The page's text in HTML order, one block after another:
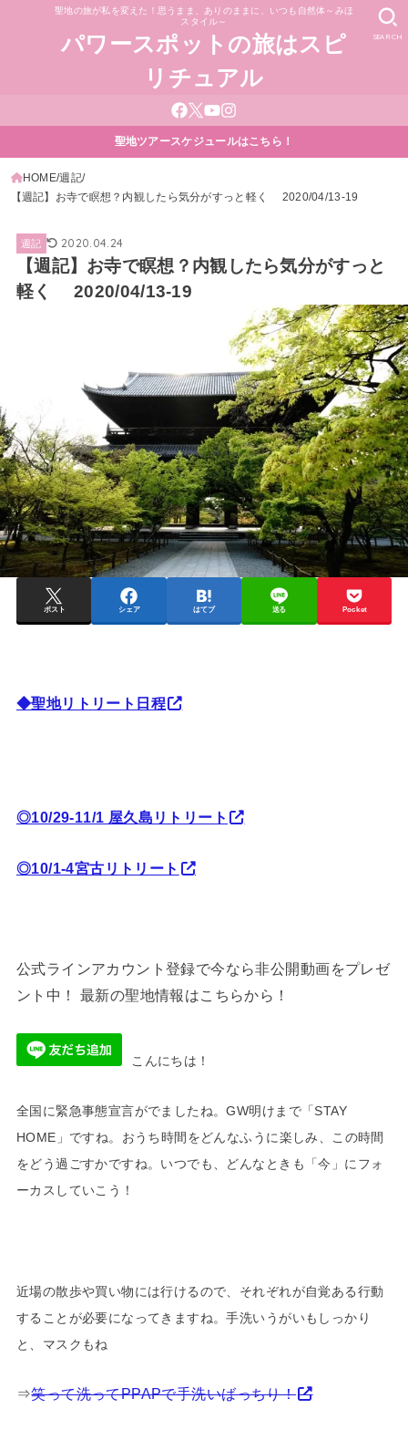
聖地の旅が私を変えた！思うまま、ありのままに、いつも自然体～みほ
スタイル～
パワースポットの旅はスピ
リチュアル
SEARCH
聖地ツアースケジュールはこちら！
HOME 週記
【週記】お寺で瞑想？内観したら気分がすっと軽く 2020/04/13-19
週記 2020.04.24
【週記】お寺で瞑想？内観したら気分がすっと
軽く 2020/04/13-19
ポスト シェア はてブ 送る Pocket
◆聖地リトリート日程
◎10/29-11/1 屋久島リトリート
◎10/1-4宮古リトリート
公式ラインアカウント登録で今なら非公開動画をプレゼ
ント中！ 最新の聖地情報はこちらから！
こんにちは！
全国に緊急事態宣言がでましたね。GW明けまで「STAY
HOME」ですね。おうち時間をどんなふうに楽しみ、この時間
をどう過ごすかですね。いつでも、どんなときも「今」にフォ
ーカスしていこう！
近場の散歩や買い物には行けるので、それぞれが自覚ある行動
することが必要になってきますね。手洗いうがいもしっかり
と、マスクもね
⇒笑って洗ってPPAPで手洗いばっちり！